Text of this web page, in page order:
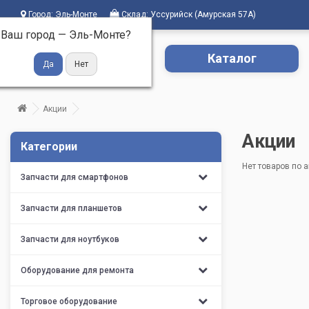
Город: Эль-Монте
Ваш город — Эль-Монте?
Склад: Уссурийск (Амурская 57А)
Каталог
Акции
Категории
Запчасти для смартфонов
Запчасти для планшетов
Запчасти для ноутбуков
Оборудование для ремонта
Торговое оборудование
Акции
Нет товаров по